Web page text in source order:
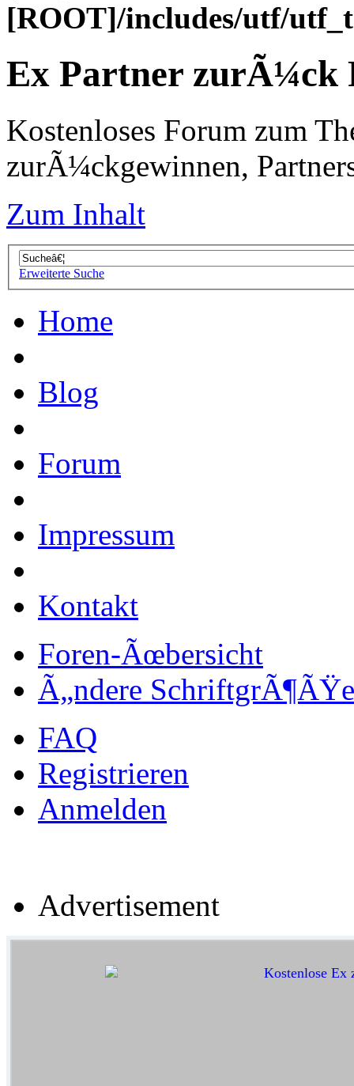
[ROOT]/includes/utf/
Ex Partner zurÃ¼ck
Kostenloses Forum zum
zurÃ¼ckgewinnen,
Zum Inhalt
Erweiterte Suche
Home
Blog
Forum
Impressum
Kontakt
Foren-Ãœbersicht
Ã„ndere SchriftgrÃ¶ÃŸe
FAQ
Registrieren
Anmelden
Advertisement